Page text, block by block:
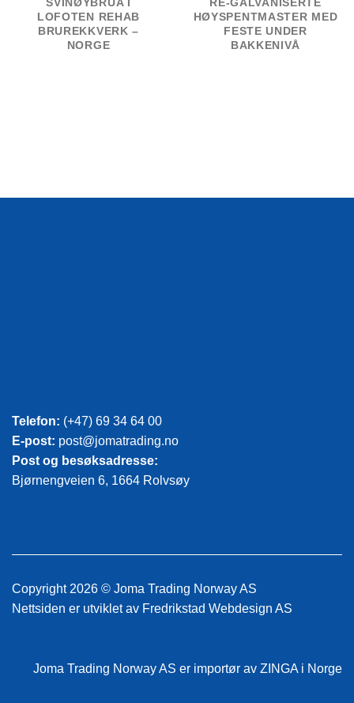
LOFOTEN REHAB
BRUREKKVERK –
NORGE
HØYSPENTMASTER MED
FESTE UNDER
BAKKENIVÅ
Telefon: (+47) 69 34 64 00
E-post: post@jomatrading.no
Post og besøksadresse:
Bjørnengveien 6, 1664 Rolvsøy
Copyright 2026 © Joma Trading Norway AS
Nettsiden er utviklet av Fredrikstad Webdesign AS
Joma Trading Norway AS er importør av ZINGA i Norge